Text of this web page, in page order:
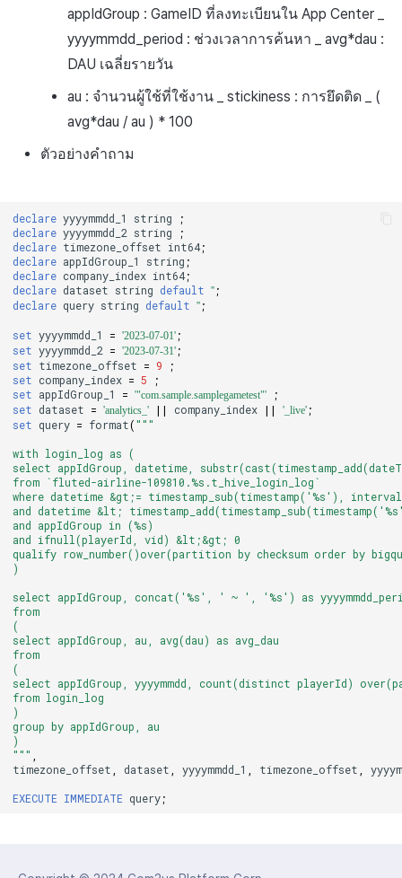
appIdGroup : GameID ที่ลงทะเบียนใน App Center _
yyyymmdd_period : ช่วงเวลาการค้นหา _ avg*dau :
DAU เฉลี่ยรายวัน
au : จำนวนผู้ใช้ที่ใช้งาน _ stickiness : การยึดติด _ (
avg*dau / au ) * 100
ตัวอย่างคำถาม
declare yyyymmdd_1 string
;
declare yyyymmdd_2 string
;
declare timezone_offset int64;
declare appIdGroup_1 string ;
declare company_index int64;
declare dataset string default '' ;
declare query string default '' ;
set yyyymmdd_1 = '2023-07-01' ;
set yyyymmdd_2 = '2023-07-31' ;
set timezone_offset = 9
;
set company_index = 5
;
set appIdGroup_1 = '"com.sample.samplegametest"'
;
set dataset = 'analytics_' || company_index || '_live' ;
set query = format("""
with login_log as (
select appIdGroup, datetime,
from `fluted-airline-109810.%s.t_hive_login_log`
where datetime &gt;= timestamp_sub(timestamp('%s'),
and datetime &lt;
and appIdGroup in (%s)
and ifnull(playerId, vid) &lt;&gt; 0
qualify row_number()over(partition by checksum order by
)
select appIdGroup, concat('%s', ' ~ ', '%s') as
from
(
select appIdGroup, au, avg(dau) as avg_dau
from
(
select appIdGroup, yyyymmdd, count(distinct playerId)
from login_log
)
group by appIdGroup, au
)
"""
timezone_offset
dataset yyyymmdd_1 timezone_offset
EXECUTE IMMEDIATE query;